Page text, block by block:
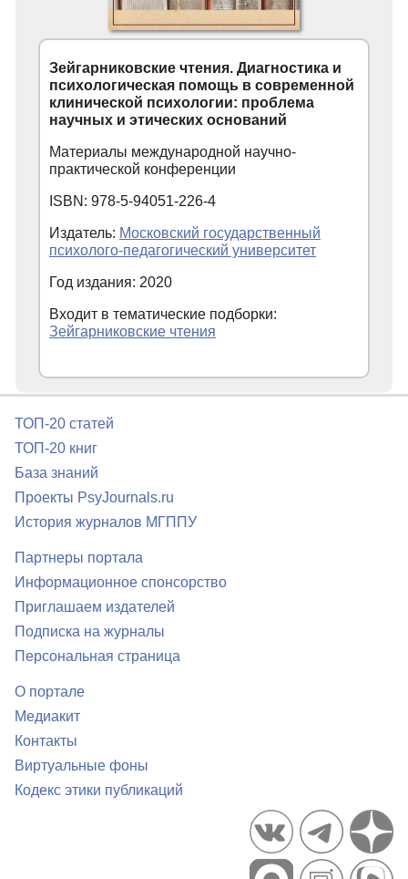
Зейгарниковские чтения. Диагностика и
психологическая помощь в современной
клинической психологии: проблема
научных и этических оснований
Материалы международной научно-
практической конференции
ISBN: 978-5-94051-226-4
Издатель: Московский государственный
психолого-педагогический университет
Год издания: 2020
Входит в тематические подборки:
Зейгарниковские чтения
ТОП-20 статей
ТОП-20 книг
База знаний
Проекты PsyJournals.ru
История журналов МГППУ
Партнеры портала
Информационное спонсорство
Приглашаем издателей
Подписка на журналы
Персональная страница
О портале
Медиакит
Контакты
Виртуальные фоны
Кодекс этики публикаций